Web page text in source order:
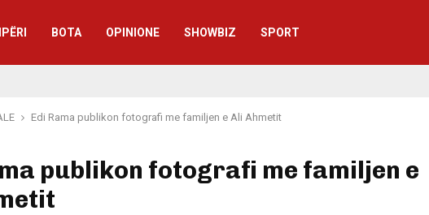
BOTA OPINIONE SHOWBIZ SPORT
Edi Rama publikon fotografi me familjen e Ali Ahmetit
publikon fotografi me familjen e